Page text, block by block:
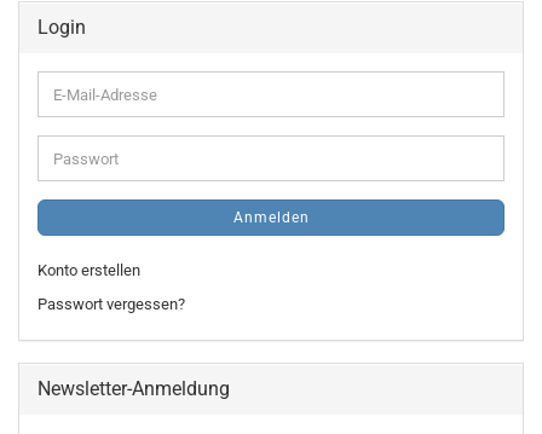
Login
E-
Mail-
Adresse
Passwort
Anmelden
Konto erstellen
Passwort vergessen?
Newsletter-Anmeldung